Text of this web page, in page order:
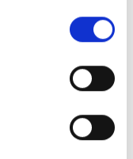
ansambel